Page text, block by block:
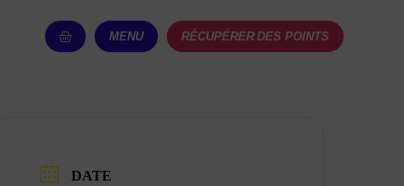
MENU RÉCUPÉRER DES POINTS
DATE